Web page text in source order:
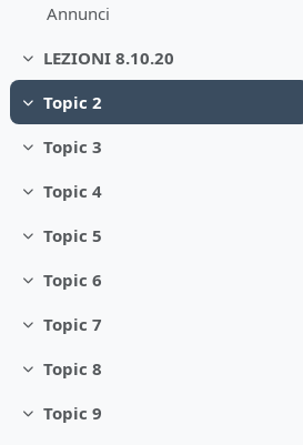
Annunci
Minimizza
LEZIONI 8.10.20
Minimizza
Topic 2
Minimizza
Topic 3
Minimizza
Topic 4
Minimizza
Topic 5
Minimizza
Topic 6
Minimizza
Topic 7
Minimizza
Topic 8
Minimizza
Topic 9